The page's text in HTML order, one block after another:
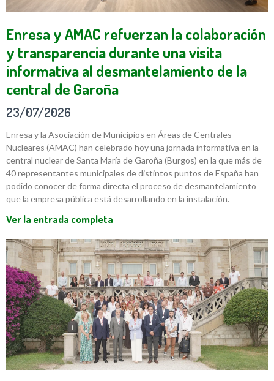
Enresa y AMAC refuerzan la colaboración
y transparencia durante una visita
informativa al desmantelamiento de la
central de Garoña
23/07/2026
Enresa y la Asociación de Municipios en Áreas de Centrales
Nucleares (AMAC) han celebrado hoy una jornada informativa en la
central nuclear de Santa María de Garoña (Burgos) en la que más de
40 representantes municipales de distintos puntos de España han
podido conocer de forma directa el proceso de desmantelamiento
que la empresa pública está desarrollando en la instalación.
Ver la entrada completa